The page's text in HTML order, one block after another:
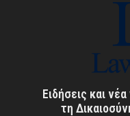
Ειδήσεις και
τη